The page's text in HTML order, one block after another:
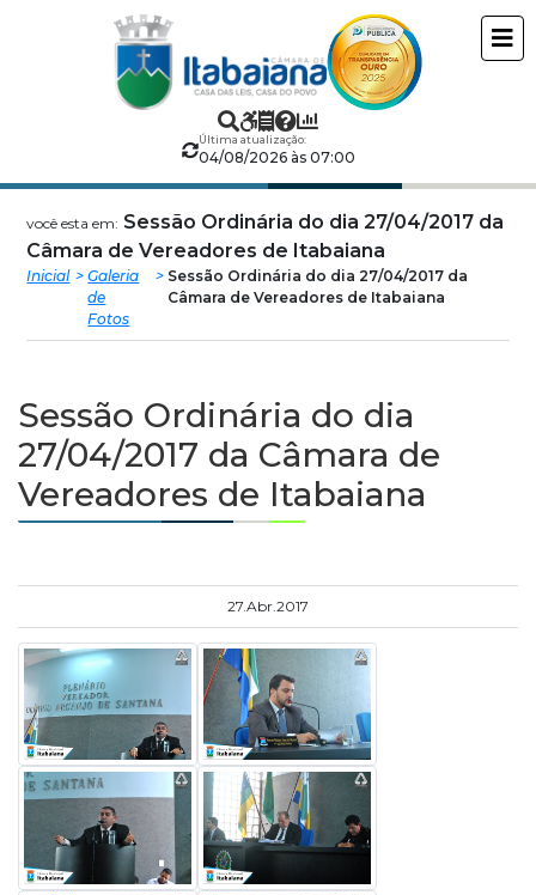
Câmara
Municipal
Itabaiana
Última atualização:
04/08/2026 às 07:00
você esta em: Sessão Ordinária do dia 27/04/2017 da
Câmara de Vereadores de Itabaiana
Inicial
Galeria
de
Fotos
Sessão Ordinária do dia 27/04/2017 da
Câmara de Vereadores de Itabaiana
Sessão Ordinária do dia
27/04/2017 da Câmara de
Vereadores de Itabaiana
27.Abr.2017